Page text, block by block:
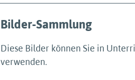
Bilder-Sammlung
Diese Bilder können Sie in
verwenden.